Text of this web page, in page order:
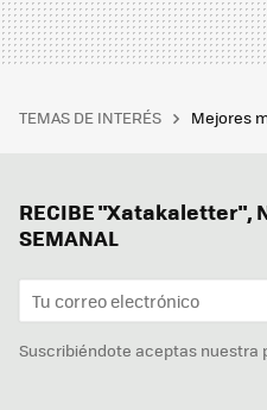
TEMAS DE INTERÉS Mejores
RECIBE "Xatakaletter",
SEMANAL
Suscribiéndote aceptas nuestra